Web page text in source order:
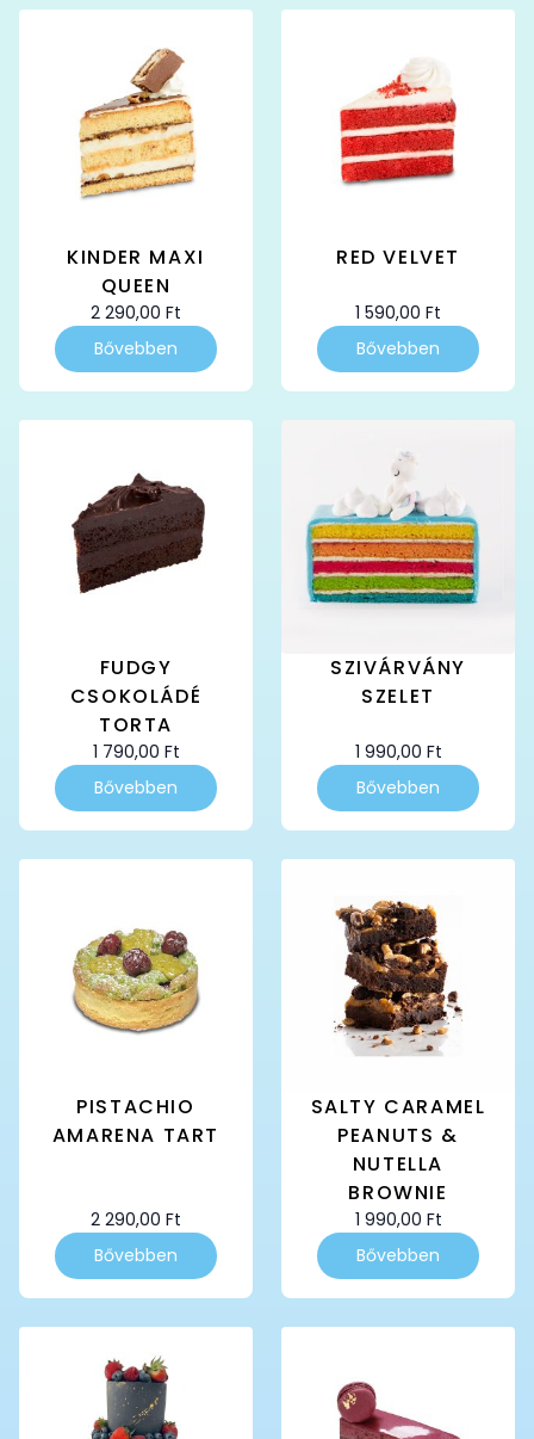
KINDER MAXI
QUEEN
2 290,00 Ft
Bővebben
RED VELVET
1 590,00 Ft
Bővebben
FUDGY
CSOKOLÁDÉ
TORTA
1 790,00 Ft
Bővebben
SZIVÁRVÁNY
SZELET
1 990,00 Ft
Bővebben
PISTACHIO
AMARENA TART
2 290,00 Ft
Bővebben
SALTY CARAMEL
PEANUTS &
NUTELLA
BROWNIE
1 990,00 Ft
Bővebben